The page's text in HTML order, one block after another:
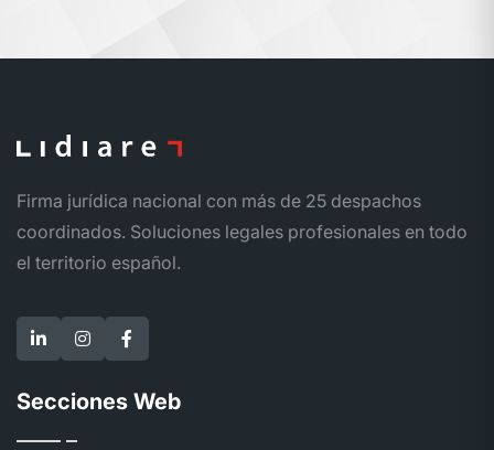
Firma jurídica nacional con más de 25 despachos
coordinados. Soluciones legales profesionales en todo
el territorio español.
Secciones Web